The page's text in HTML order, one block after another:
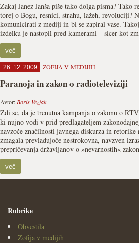
Zakaj Janez Janša piše tako dolga pisma?
torej o Bogu, resnici, strahu, lažeh, revoluciji?
komunicirati z mediji in bi se zapiral vase.
izdelku je nastopil pred kamerami – sicer kot
več
26. 12. 2009 ZOFIJA V MEDIJIH
Paranoja in zakon o radioteleviziji
Avtor: Boris Vezjak
Zdi se, da je trenutna kampanja o zakonu o
ki nujno vodi v prid predlagateljem
navzoče značilnosti javnega diskurza in
zmagala prevladujoče nestrokovna, navzven
prepričevanja državljanov o »nevarnostih«
več
Rubrike
Obvestila
Zofija v medijih